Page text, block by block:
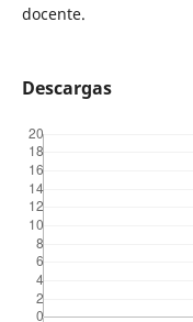
docente.
Descargas